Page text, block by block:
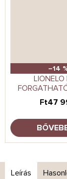
–14
LIONELO
Ft47
Leírás